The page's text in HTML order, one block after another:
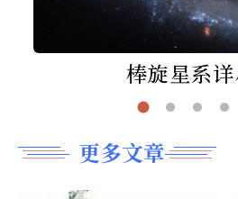
棒旋星系
更多文章